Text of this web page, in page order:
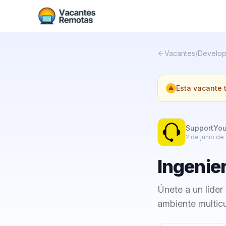
Vacantes/
Esta vacante
2 de junio de
Únete a un
ambiente